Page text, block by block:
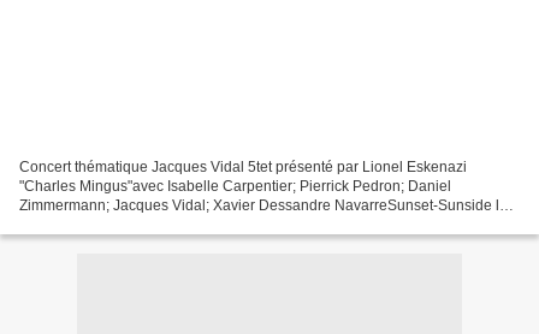
Concert thématique Jacques Vidal 5tet présenté par Lionel Eskenazi
"Charles Mingus"avec Isabelle Carpentier; Pierrick Pedron; Daniel
Zimmermann; Jacques Vidal; Xavier Dessandre NavarreSunset-Sunside le